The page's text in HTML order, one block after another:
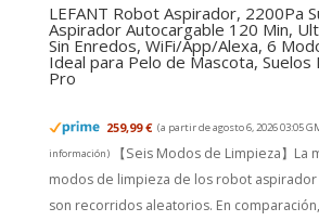
LEFANT Robot Aspirador, 2200Pa
Aspirador Autocargable 120 Min,
Sin Enredos, WiFi/App/Alexa, 6
Ideal para Pelo de Mascota, Suelos
Pro
259,99 € (a partir de agosto 6, 2026 03:05
información)
【Seis Modos de Limpieza】La
modos de limpieza de los robot
son recorridos aleatorios. En